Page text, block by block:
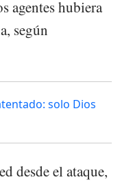
agentes hubiera
según
solo Dios
desde el ataque,